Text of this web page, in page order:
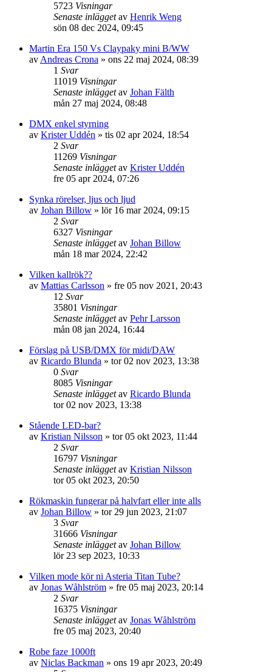
5723 Visningar
Senaste inläggetav Henrik Weng
sön 08 dec 2024, 09:45
Martin Era 150 Vs Claypaky mini B/WW
avAndreas Crona » ons 22 maj 2024, 08:39
1 Svar
11019 Visningar
Senaste inläggetav Johan Fälth
mån 27 maj 2024, 08:48
DMX enkel styrning
av Krister Uddén » tis 02 apr 2024, 18:54
2 Svar
11269 Visningar
Senaste inläggetav Krister Uddén
fre 05 apr 2024, 07:26
Synka rörelser, ljus och ljud
av Johan Billow » lör 16 mar 2024, 09:15
2 Svar
6327 Visningar
Senaste inläggetav Johan Billow
mån 18 mar 2024, 22:42
Vilken kallrök??
av Mattias Carlsson » fre 05 nov 2021, 20:43
12 Svar
35801 Visningar
Senaste inläggetav Pehr Larsson
mån 08 jan 2024, 16:44
Förslag på USB/DMX för midi/DAW
av Ricardo Blunda » tor 02 nov 2023, 13:38
0 Svar
8085 Visningar
Senaste inläggetav Ricardo Blunda
tor 02 nov 2023, 13:38
Stående LED-bar?
av Kristian Nilsson » tor 05 okt 2023, 11:44
2 Svar
16797 Visningar
Senaste inläggetav Kristian Nilsson
tor 05 okt 2023, 20:50
Rökmaskin fungerar på halvfart eller inte alls
av Johan Billow » tor 29 jun 2023, 21:07
3 Svar
31666 Visningar
Senaste inläggetav Johan Billow
lör 23 sep 2023, 10:33
Vilken mode kör ni Asteria Titan Tube?
av Jonas Wåhlström » fre 05 maj 2023, 20:14
2 Svar
16375 Visningar
Senaste inläggetav Jonas Wåhlström
fre 05 maj 2023, 20:40
Robe faze 1000ft
av Niclas Backman » ons 19 apr 2023, 20:49